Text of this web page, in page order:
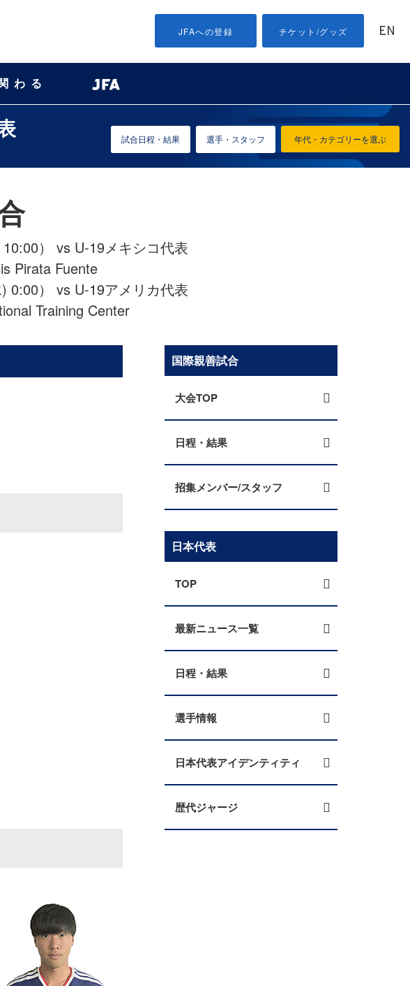
JFAへの登録 チケット/グッズ EN
わる
年代・カテゴリーを選ぶ
試合日程・結果 選手・スタッフ
） vs U-19メキシコ代表
Pirata Fuente
0:00） vs U-19アメリカ代表
Training Center
国際親善試合
大会TOP
日程・結果
招集メンバー/スタッフ
日本代表
TOP
最新ニュース一覧
日程・結果
選手情報
日本代表アイデンティティ
歴代ジャージ